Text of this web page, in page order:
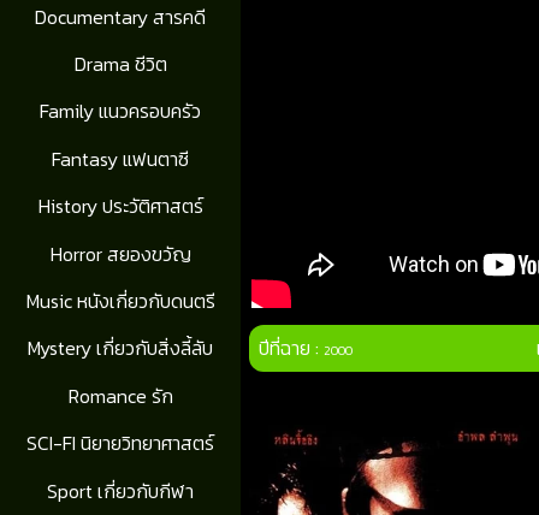
Documentary สารคดี
Drama ชีวิต
Family แนวครอบครัว
Fantasy แฟนตาซี
History ประวัติศาสตร์
Horror สยองขวัญ
Music หนังเกี่ยวกับดนตรี
Mystery เกี่ยวกับสิ่งลี้ลับ
Romance รัก
SCI-FI นิยายวิทยาศาสตร์
Sport เกี่ยวกับกีฬา
ปีที่ฉาย :2000